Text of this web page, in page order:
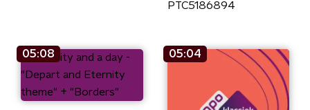
PTC5186894
05:08 05:04